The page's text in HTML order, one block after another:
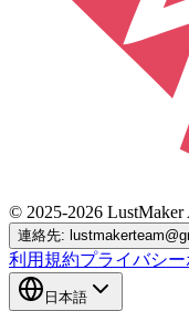
© 2025-2026 LustMaker
連絡先:
利用規約プライバシ
日本語